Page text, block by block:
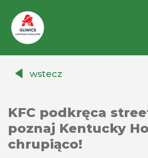
Auchanwstecz
KFC podkręca
poznaj Kentucky
chrupiąco!